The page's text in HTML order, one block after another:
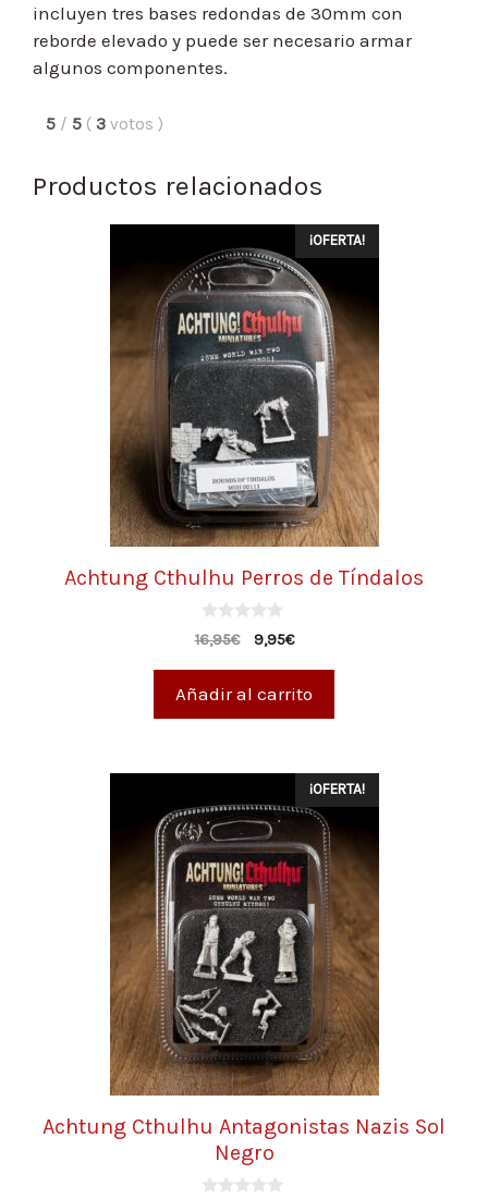
incluyen tres bases redondas de 30mm con
reborde elevado y puede ser necesario armar
algunos componentes.
5 / 5 ( 3 votos )
Productos relacionados
¡OFERTA!
Achtung Cthulhu Perros de Tíndalos
0
d
16,95€ 9,95€
Añadir al carrito
¡OFERTA!
Achtung Cthulhu Antagonistas Nazis Sol
Negro